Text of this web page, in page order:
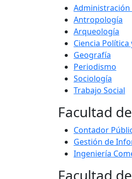
Administración
Antropología
Arqueología
Ciencia
Geografía
Periodismo
Sociología
Trabajo Social
Facultad
Contador
Gestión de
Ingeniería
Facultad